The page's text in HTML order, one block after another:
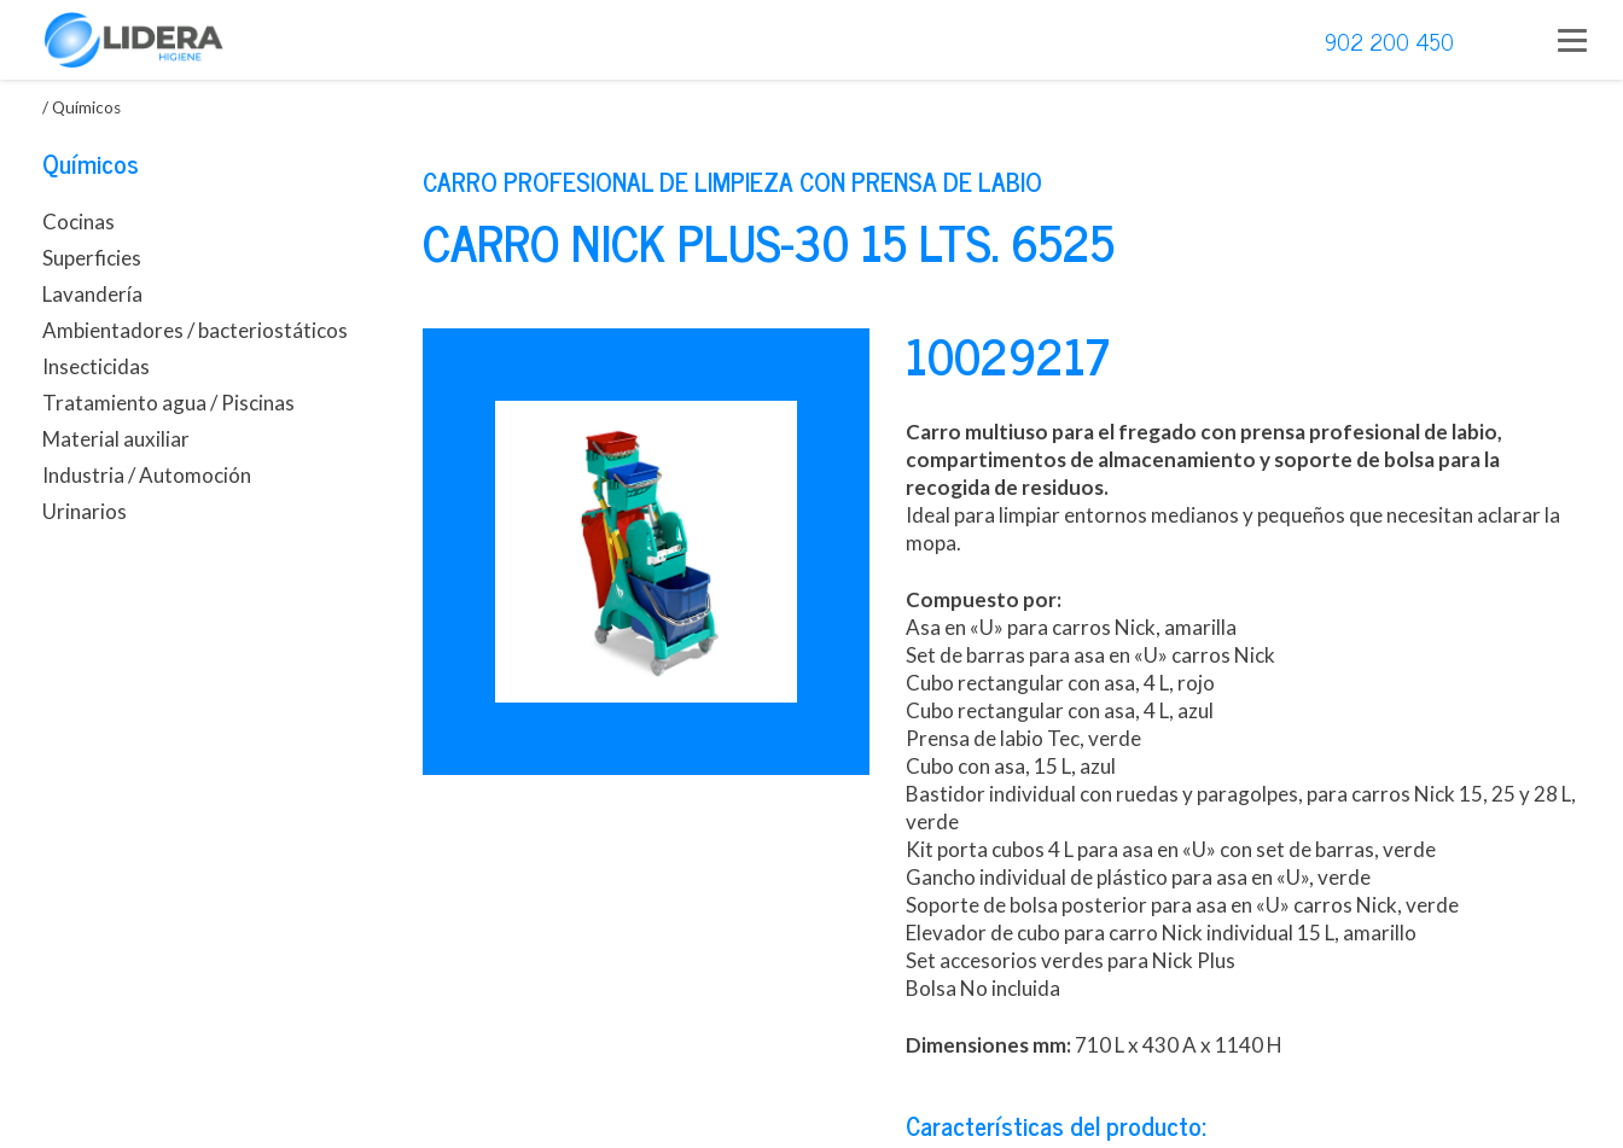
902 200 450
/Químicos
Químicos
Cocinas
Superficies
Lavandería
Ambientadores / bacteriostáticos
Insecticidas
Tratamiento agua / Piscinas
Material auxiliar
Industria / Automoción
Urinarios
CARRO PROFESIONAL DE LIMPIEZA CON PRENSA DE LABIO
CARRO NICK PLUS-30 15 LTS. 6525
10029217
Carro multiuso para el fregado con prensa profesional de labio,
compartimentos de almacenamiento y soporte de bolsa para la
recogida de residuos.
Ideal para limpiar entornos medianos y pequeños que necesitan aclarar la
mopa.
Compuesto por:
Asa en «U» para carros Nick, amarilla
Set de barras para asa en «U» carros Nick
Cubo rectangular con asa, 4 L, rojo
Cubo rectangular con asa, 4 L, azul
Prensa de labio Tec, verde
Cubo con asa, 15 L, azul
Bastidor individual con ruedas y paragolpes, para carros Nick 15, 25 y 28 L,
verde
Kit porta cubos 4 L para asa en «U» con set de barras, verde
Gancho individual de plástico para asa en «U», verde
Soporte de bolsa posterior para asa en «U» carros Nick, verde
Elevador de cubo para carro Nick individual 15 L, amarillo
Set accesorios verdes para Nick Plus
Bolsa No incluida
Dimensiones mm:710 L x 430 A x 1140 H
Características del producto: